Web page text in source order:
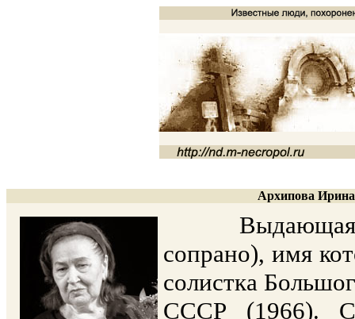
Архипова Ирина
Выдающаяся
сопрано), имя
солистка
СССР (1966).